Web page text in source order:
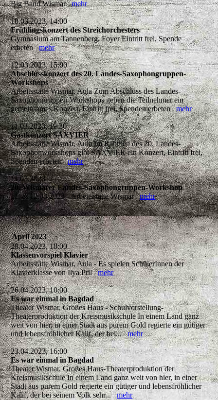
Big Band Wismarmehr
18.03.2023, 14:00
Frühlingskonzert des Streichorchesters
Gymnasium am Tannenberg, Foyer Eintritt frei, Spende
erbetenmehr
12.03.2023, 15:00
Abschlusskonzert des 20. Landes-Saxophongruppen-
Workshops
Arbeitsstätte Wismar, Aula Zum Abschluss des Landes-
Saxophongruppen-Workshops geben die Teilnehmer ein
gemeinsames Konzert. Eintritt frei, Spenden erbetenmehr
11.03.2023, 19:30
Gastkonzert SAXVIER
Arbeitsstätte Wismar, Aula Im Rahmen des 20. Landes-
Saxophonworkshops gibt SAXVIER ein Konzert, Eintritt frei,
Spenden erbetenmehr
11.03.2023
20. Wismarer Landes-Saxophongruppen-Workshop
11. & 12.03.2023 - Arbeitsstätte Wismarmehr
April 2023
28.04.2023, 18:00
Klassenvorspiel Klavier
Arbeitsstätte Wismar, Aula - Es spielen SchülerInnen der
Klavierklasse von Ilya Prilmehr
26.04.2023, 10:00
Es war einmal in Bagdad
Theater Wismar, Großes Haus - Schulvorstellung-
Theaterproduktion der Kreismusikschule In einem Land ganz
weit von hier, in einer Stadt aus purem Gold regierte ein gütiger
und lebensfröhlicher Kalif, der bei...mehr
23.04.2023, 16:00
Es war einmal in Bagdad
Theater Wismar, Großes Haus-Theaterproduktion der
Kreismusikschule In einem Land ganz weit von hier, in einer
Stadt aus purem Gold regierte ein gütiger und lebensfröhlicher
Kalif, der bei seinem Volk sehr...mehr